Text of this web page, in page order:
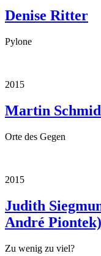
Denise Ritter
Pylone
2015
Martin
Orte des Gegen
2015
Judith
André Piontek)
Zu wenig zu viel?